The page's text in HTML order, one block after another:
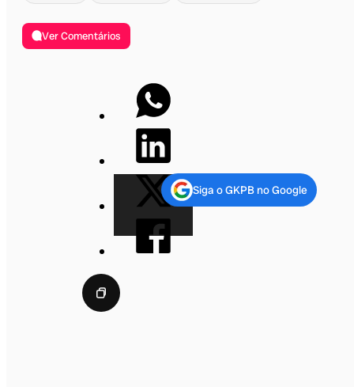
Ver Comentários
Siga o GKPB no Google